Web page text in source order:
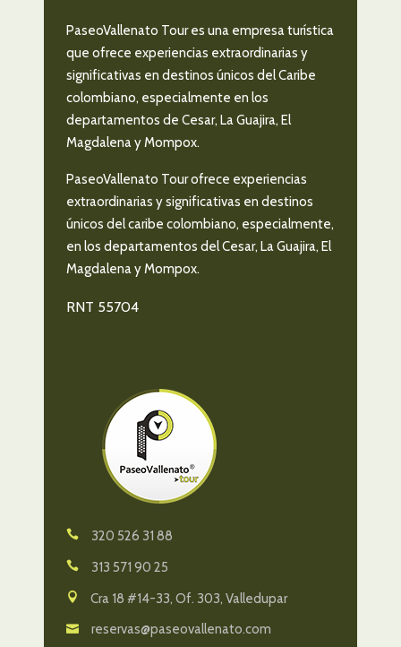
PaseoVallenato Tour es una empresa turística
que ofrece experiencias extraordinarias y
significativas en destinos únicos del Caribe
colombiano, especialmente en los
departamentos de Cesar, La Guajira, El
Magdalena y Mompox.
PaseoVallenato Tour ofrece experiencias
extraordinarias y significativas en destinos
únicos del caribe colombiano, especialmente,
en los departamentos del Cesar, La Guajira, El
Magdalena y Mompox.
RNT 55704
320 526 31 88
313 571 90 25
Cra 18 #14-33, Of. 303, Valledupar
reservas@paseovallenato.com